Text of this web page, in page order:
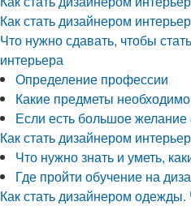
Как стать дизайнером
Что нужно сдавать, чтобы
интерьера
Определение профессии
Какие предметы
Если есть большое желание
Как стать дизайнером
Что нужно знать и уметь,
Где пройти обучение на
Как стать дизайнером